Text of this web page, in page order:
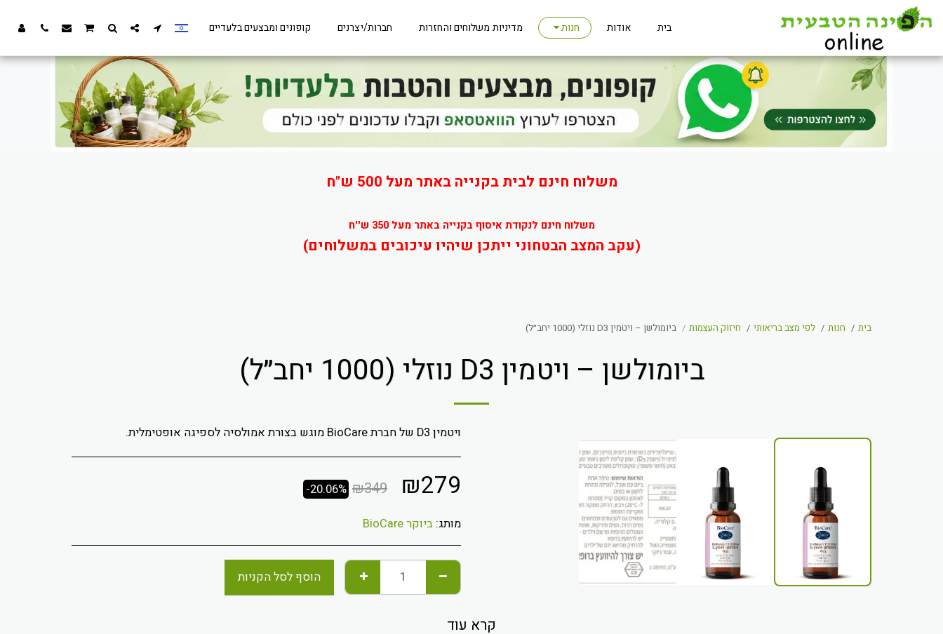
משלוח חינם לבית בקנייה באתר מעל 500 ש"ח
משלוח חינם לנקודת איסוף בקנייה באתר מעל 350 ש''ח
(עקב המצב הבטחוני ייתכן שיהיו עיכובים במשלוחים)
בית אודות חנות מדיניות משלוחים והחזרות חברות/יצרנים קופונים ומבצעים בלעדיים
בית חנות לפי מצב בריאותי חיזוק העצמות ביומולשן – ויטמין D3 נוזלי (1000 יחב״ל)
ביומולשן – ויטמין D3 נוזלי (1000 יחב״ל)
20%-
ויטמין D3 של חברת BioCare מוגש בצורת אמולסיה לספיגה אופטימלית.
₪279
₪349
-20.06%
מותג: ביוקר BioCare
הוסף לסל הקניות
קרא עוד